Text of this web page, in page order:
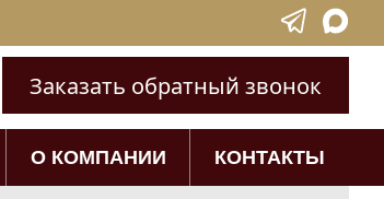
Заказать обратный звонок
О КОМПАНИИ КОНТАКТЫ